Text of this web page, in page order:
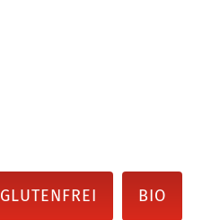
GLUTENFREI BIO